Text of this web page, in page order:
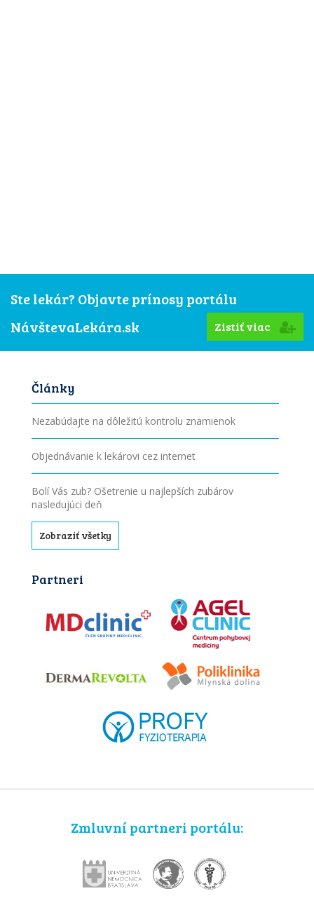
Ste lekár? Objavte prínosy portálu
NávštevaLekára.sk
Zistiť viac
Články
Nezabúdajte na dôležitú kontrolu znamienok
Objednávanie k lekárovi cez internet
Bolí Vás zub? Ošetrenie u najlepších zubárov
nasledujúci deň
Zobraziť všetky
Partneri
Zmluvní partneri portálu: